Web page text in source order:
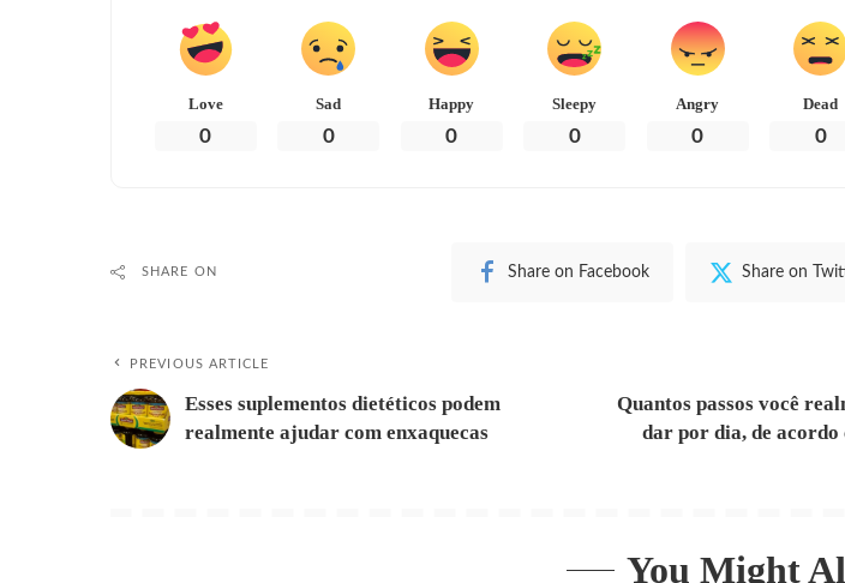
Love
0
Sad
0
Happy
0
Sleepy
0
Angry
0
Dead
0
SHARE ON Share on Facebook Share on
PREVIOUS ARTICLE
Esses suplementos dietéticos podem
realmente ajudar com enxaquecas
Quantos passos você
dar por dia, de acordo
You Might